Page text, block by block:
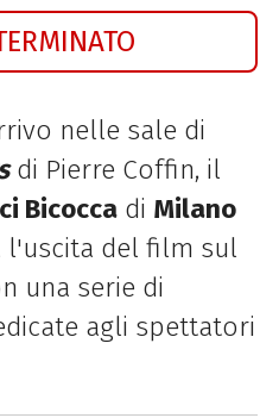
nelle sale di
di Pierre Coffin, il
Bicoccadi Milano
l'uscita del film sul
una serie di
agli spettatori